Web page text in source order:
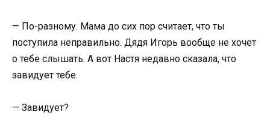
— По-разному. Мама до сих пор считает, что ты
поступила неправильно. Дядя Игорь вообще не хочет
о тебе слышать. А вот Настя недавно сказала, что
завидует тебе.
— Завидует?